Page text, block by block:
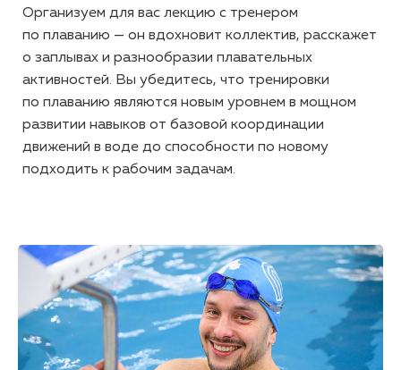
Организуем для вас лекцию с тренером
по плаванию — он вдохновит коллектив, расскажет
о заплывах и разнообразии плавательных
активностей. Вы убедитесь, что тренировки
по плаванию являются новым уровнем в мощном
развитии навыков от базовой координации
движений в воде до способности по новому
подходить к рабочим задачам.